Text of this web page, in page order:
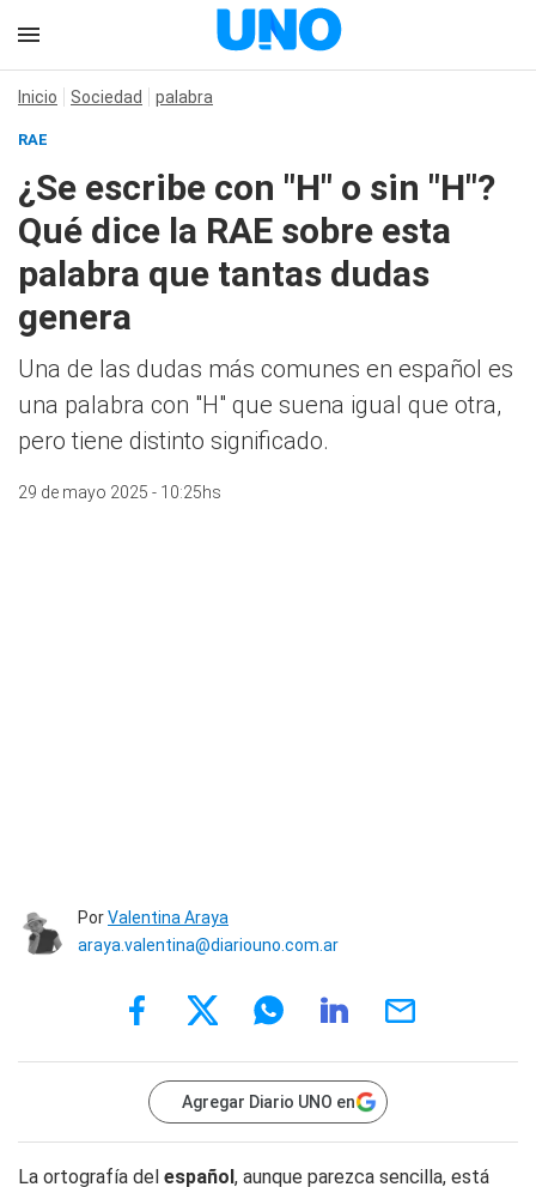
Inicio Sociedad palabra
RAE
¿Se escribe con "H" o sin "H"?
Qué dice la RAE sobre esta
palabra que tantas dudas
genera
Una de las dudas más comunes en español es
una palabra con "H" que suena igual que otra,
pero tiene distinto significado.
29 de mayo 2025 - 10:25hs
PorValentina Araya
araya.valentina@diariouno.com.ar
Agregar Diario UNO en
La ortografía del español, aunque parezca sencilla, está